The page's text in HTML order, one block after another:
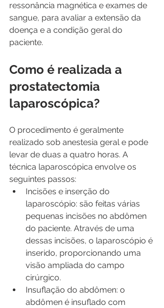
ressonância magnética e exames de
sangue, para avaliar a extensão da
doença e a condição geral do
paciente.
Como é realizada a
prostatectomia
laparoscópica?
O procedimento é geralmente
realizado sob anestesia geral e pode
levar de duas a quatro horas. A
técnica laparoscópica envolve os
seguintes passos:
Incisões e inserção do
laparoscópio: são feitas várias
pequenas incisões no abdômen
do paciente. Através de uma
dessas incisões, o laparoscópio é
inserido, proporcionando uma
visão ampliada do campo
cirúrgico.
Insuflação do abdômen: o
abdômen é insuflado com